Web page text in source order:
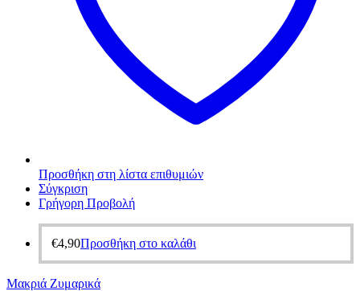
Προσθήκη στη λίστα επιθυμιών
Σύγκριση
Γρήγορη Προβολή
€4,90Προσθήκη στο καλάθι
Μακριά Ζυμαρικά